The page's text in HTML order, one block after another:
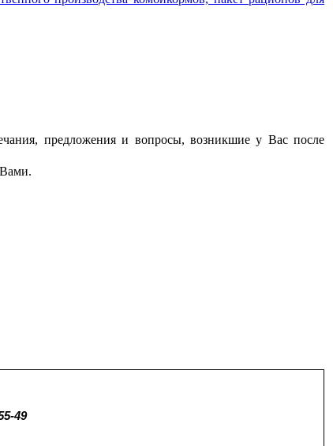
предложения и вопросы, возникшие у Вас после
49